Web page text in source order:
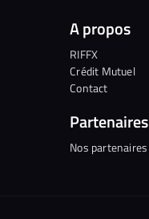
A propos
RIFFX
Crédit Mutuel
Contact
Partenaires
Nos partenaires